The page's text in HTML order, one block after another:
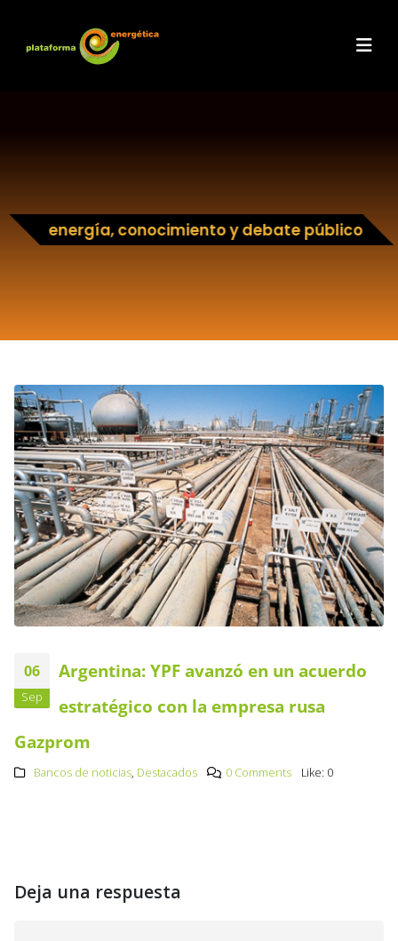
energía, conocimiento y debate público
06
Sep
Argentina: YPF avanzó en un acuerdo
estratégico con la empresa rusa
Gazprom
Bancos de noticias, Destacados 0 Comments Like: 0
Deja una respuesta